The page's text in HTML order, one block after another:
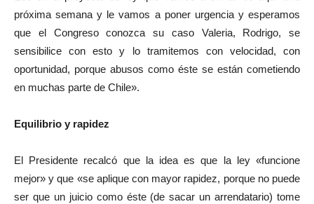
próxima semana y le vamos a poner urgencia y esperamos
que el Congreso conozca su caso Valeria, Rodrigo, se
sensibilice con esto y lo tramitemos con velocidad, con
oportunidad, porque abusos como éste se están cometiendo
en muchas parte de Chile».
Equilibrio y rapidez
El Presidente recalcó que la idea es que la ley «funcione
mejor» y que «se aplique con mayor rapidez, porque no puede
ser que un juicio como éste (de sacar un arrendatario) tome